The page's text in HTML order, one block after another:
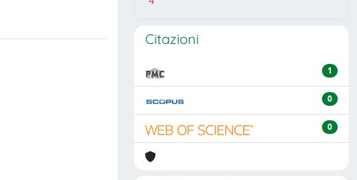
Citazioni
1
0
0